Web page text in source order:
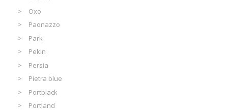
Oxo
Paonazzo
Park
Pekin
Persia
Pietra blue
Portblack
Portland